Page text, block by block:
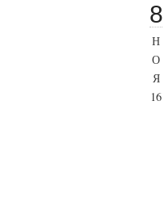
8
Н
О
Я
16